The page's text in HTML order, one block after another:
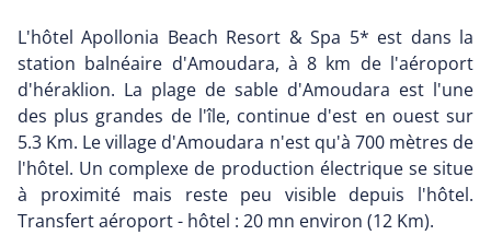
L'hôtel Apollonia Beach Resort & Spa 5* est dans la
station balnéaire d'Amoudara, à 8 km de l'aéroport
d'héraklion. La plage de sable d'Amoudara est l'une
des plus grandes de l'île, continue d'est en ouest sur
5.3 Km. Le village d'Amoudara n'est qu'à 700 mètres de
l'hôtel. Un complexe de production électrique se situe
à proximité mais reste peu visible depuis l'hôtel.
Transfert aéroport - hôtel : 20 mn environ (12 Km).